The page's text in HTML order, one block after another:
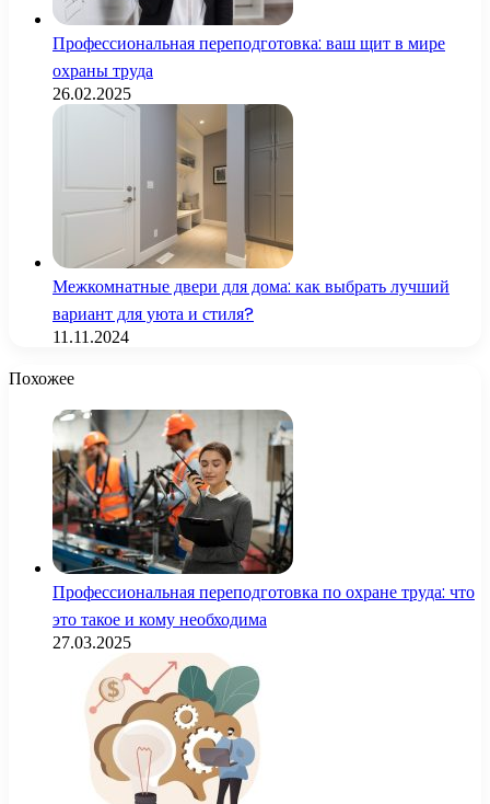
Профессиональная переподготовка: ваш щит в мире
охраны труда
26.02.2025
Межкомнатные двери для дома: как выбрать лучший
вариант для уюта и стиля?
11.11.2024
Похожее
Профессиональная переподготовка по охране труда: что
это такое и кому необходима
27.03.2025